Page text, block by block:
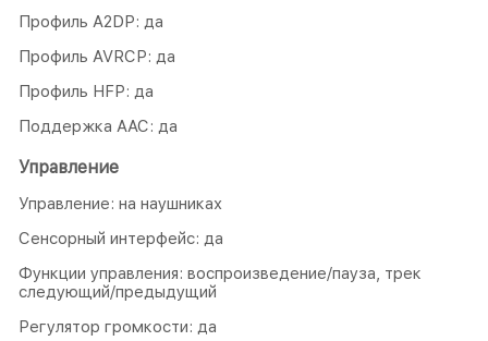
Профиль A2DP: да
Профиль AVRCP: да
Профиль HFP: да
Поддержка AAC: да
Управление
Управление: на наушниках
Сенсорный интерфейс: да
Функции управления: воспроизведение/пауза, трек
следующий/предыдущий
Регулятор громкости: да